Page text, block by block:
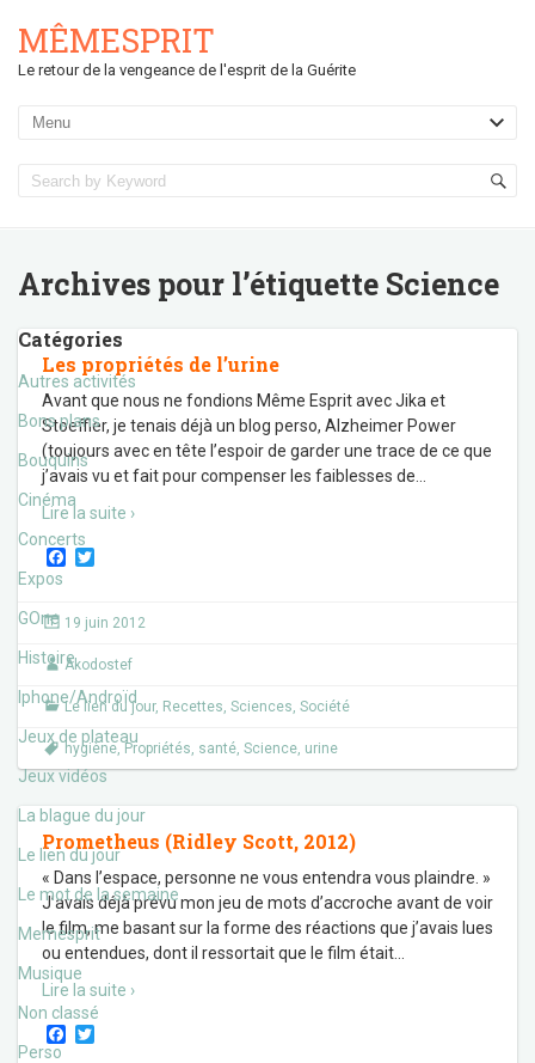
MÊMESPRIT
Le retour de la vengeance de l'esprit de la Guérite
Archives pour l’étiquette Science
Catégories
Autres activités
Bons plans
Bouquins
Cinéma
Concerts
Expos
GOne
Histoire
Iphone/Androïd
Jeux de plateau
Jeux vidéos
La blague du jour
Le lien du jour
Le mot de la semaine
Memesprit
Musique
Non classé
Perso
Les propriétés de l’urine
Avant que nous ne fondions Même Esprit avec Jika et
Stoeffler, je tenais déjà un blog perso, Alzheimer Power
(toujours avec en tête l’espoir de garder une trace de ce que
j’avais vu et fait pour compenser les faiblesses de
Lire la suite ›
F
e
b
o
o
k
t
t
r
19 juin 2012
Akodostef
Le lien du jour, Recettes, Sciences, Société
hygiène, Propriétés, santé, Science, urine
Prometheus (Ridley Scott, 2012)
« Dans l’espace, personne ne vous entendra vous plaindre. »
J’avais déjà prévu mon jeu de mots d’accroche avant de voir
le film, me basant sur la forme des réactions que j’avais lues
ou entendues, dont il ressortait que le film était
Lire la suite ›
F